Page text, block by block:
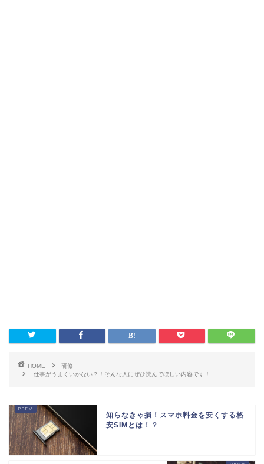
HOME
研修
仕事がうまくいかない？！そんな人にぜひ読んでほしい内容です！
知らなきゃ損！スマホ料金を安くする格
安SIMとは！？